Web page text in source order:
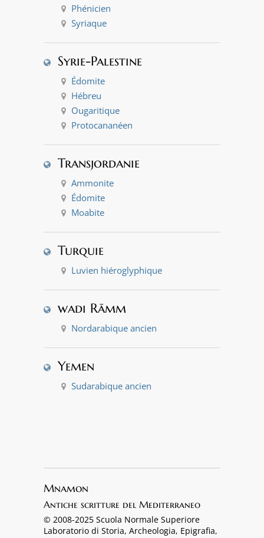
Phénicien
Syriaque
Syrie-Palestine
Édomite
Hébreu
Ougaritique
Protocananéen
Transjordanie
Ammonite
Édomite
Moabite
Turquie
Luvien hiéroglyphique
wadi Rāmm
Nordarabique ancien
Yemen
Sudarabique ancien
Mnamon
Antiche scritture del Mediterraneo
© 2008-2025 Scuola Normale Superiore
Laboratorio di Storia, Archeologia, Epigrafia,